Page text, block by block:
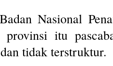
Nasional
provinsi itu
tidak terstruktur.